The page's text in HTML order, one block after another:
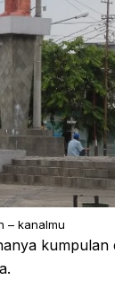
– kanalmu